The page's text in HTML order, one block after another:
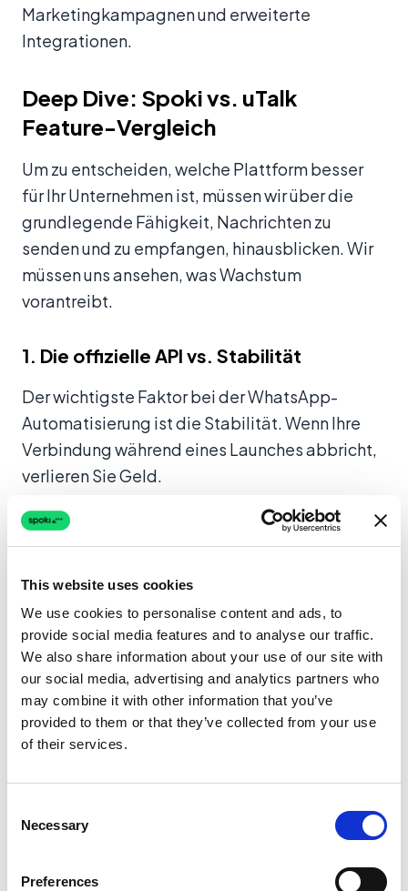
This website uses cookies
We use cookies to personalise content and ads, to
provide social media features and to analyse our traffic.
We also share information about your use of our site with
our social media, advertising and analytics partners who
may combine it with other information that you’ve
provided to them or that they’ve collected from your use
of their services.
Selection
Necessary
Preferences
Marketingkampagnen und erweiterte
Integrationen.
Deep Dive: Spoki vs. uTalk
Feature-Vergleich
Um zu entscheiden, welche Plattform besser
für Ihr Unternehmen ist, müssen wir über die
grundlegende Fähigkeit, Nachrichten zu
senden und zu empfangen, hinausblicken. Wir
müssen uns ansehen, was Wachstum
vorantreibt.
1. Die offizielle API vs. Stabilität
Der wichtigste Faktor bei der WhatsApp-
Automatisierung ist die Stabilität. Wenn Ihre
Verbindung während eines Launches abbricht,
verlieren Sie Geld.
Spokibasiert vollständig auf deroffiziellen
WhatsApp Business Cloud API. Dies
Hohe Zustellraten.
Einhaltung der Meta-Richtlinien
(Reduzierung des Sperrrisikos).
Zugriff auf die neuesten Funktionen wie
interaktive Schaltflächen, Kataloge und
einschließlich älterer Versionen von uTalk oder
Scan-Methoden (Simulation eines